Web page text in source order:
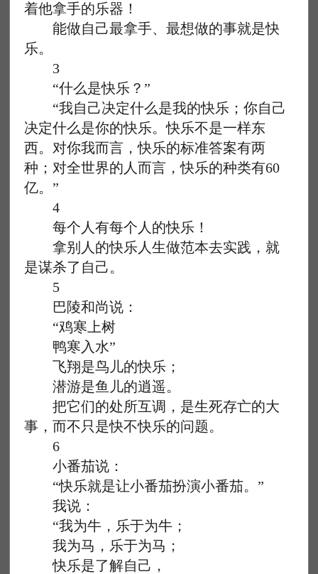
着他拿手的乐器！
能做自己最拿手、最想做的事就是快
乐。
3
“什么是快乐？”
“我自己决定什么是我的快乐；你自己
决定什么是你的快乐。快乐不是一样东
西。对你我而言，快乐的标准答案有两
种；对全世界的人而言，快乐的种类有60
亿。”
4
每个人有每个人的快乐！
拿别人的快乐人生做范本去实践，就
是谋杀了自己。
5
巴陵和尚说：
“鸡寒上树
鸭寒入水”
飞翔是鸟儿的快乐；
潜游是鱼儿的逍遥。
把它们的处所互调，是生死存亡的大
事，而不只是快不快乐的问题。
6
小番茄说：
“快乐就是让小番茄扮演小番茄。”
我说：
“我为牛，乐于为牛；
我为马，乐于为马；
快乐是了解自己，